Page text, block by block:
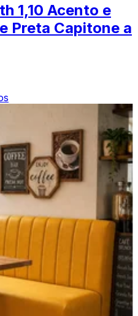
1,10 Acento e
Preta Capitone a